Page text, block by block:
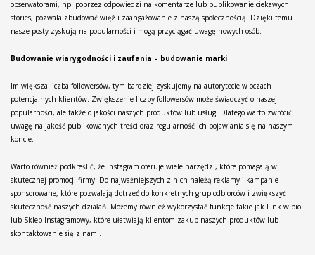
obserwatorami, np. poprzez odpowiedzi na komentarze lub publikowanie ciekawych
stories, pozwala zbudować więź i zaangażowanie z naszą społecznością. Dzięki temu
nasze posty zyskują na popularności i mogą przyciągać uwagę nowych osób.
Budowanie wiarygodności i zaufania – budowanie marki
Im większa liczba followersów, tym bardziej zyskujemy na autorytecie w oczach
potencjalnych klientów. Zwiększenie liczby followersów może świadczyć o naszej
popularności, ale także o jakości naszych produktów lub usług. Dlatego warto zwrócić
uwagę na jakość publikowanych treści oraz regularność ich pojawiania się na naszym
koncie.
Warto również podkreślić, że Instagram oferuje wiele narzędzi, które pomagają w
skutecznej promocji firmy. Do najważniejszych z nich należą reklamy i kampanie
sponsorowane, które pozwalają dotrzeć do konkretnych grup odbiorców i zwiększyć
skuteczność naszych działań. Możemy również wykorzystać funkcje takie jak Link w bio
lub Sklep Instagramowy, które ułatwiają klientom zakup naszych produktów lub
skontaktowanie się z nami.